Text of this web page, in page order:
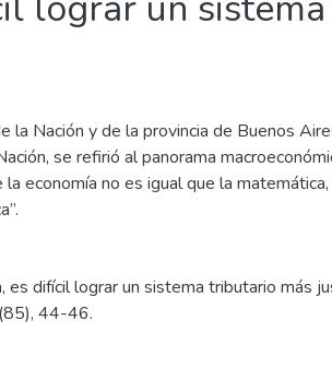
la Nación y de la provincia de Buenos
se refirió al panorama
economía no es igual que la matemática,
es difícil lograr un sistema tributario más
44-46.